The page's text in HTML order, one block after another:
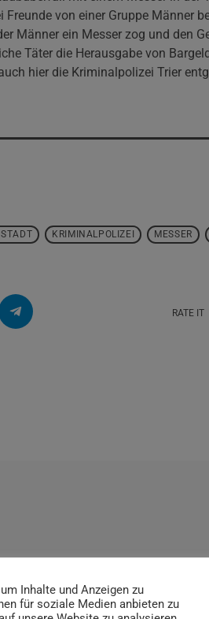
von einer Gruppe Männer
Männer ein Messer zog und den
Täter die Herausgabe von
hier die Kriminalpolizei Trier
KRIMINALPOLIZEI MESSER
RATE IT
Inhalte und Anzeigen zu
für soziale Medien anbieten zu